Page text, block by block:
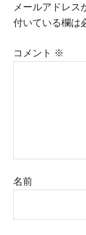
メールアドレス
付いている欄は
コメント ※
名前